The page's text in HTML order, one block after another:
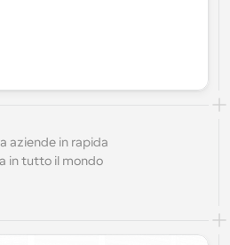
aziende in rapida
in tutto il mondo